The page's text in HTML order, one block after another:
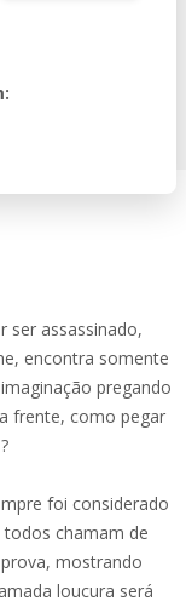
ser assassinado,
encontra somente
pregando
frente, como pegar
foi considerado
chamam de
mostrando
loucura será